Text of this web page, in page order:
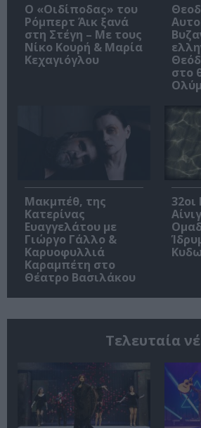
O «Οιδίποδας» του
Ρόμπερτ Άικ ξανά
στη Στέγη – Με τους
Νίκο Κουρή & Μαρία
Κεχαγιόγλου
στο
Μακμπέθ, της
Κατερίνας
Ευαγγελάτου με
Γιώργο Γάλλο &
Καρυοφυλλιά
Καραμπέτη στο
Θέατρο Βασιλάκου
32οι
Τελευταία